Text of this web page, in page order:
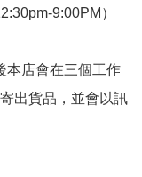
9:00PM）
本店會在三個工作
出貨品，並會以訊